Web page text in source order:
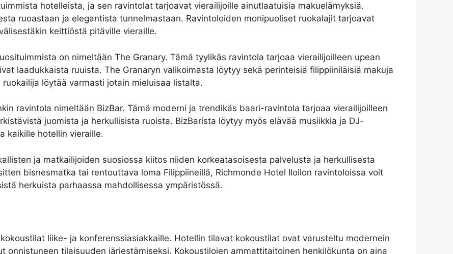
hotelleista, ja sen ravintolat tarjoavat vierailijoille ainutlaatuisia makuelämyksiä.
ruoastaan ja elegantista tunnelmastaan. Ravintoloiden monipuoliset ruokalajit tarjoavat
keittiöstä pitäville vieraille.
on nimeltään The Granary. Tämä tyylikäs ravintola tarjoaa vierailijoilleen upean
laadukkaista ruuista. The Granaryn valikoimasta löytyy sekä perinteisiä filippiiniläisiä makuja
löytää varmasti jotain mieluisaa listalta.
ravintola nimeltään BizBar. Tämä moderni ja trendikäs baari-ravintola tarjoaa vierailijoilleen
juomista ja herkullisista ruoista. BizBarista löytyy myös elävää musiikkia ja DJ-
kaikille hotellin vieraille.
ja matkailijoiden suosiossa kiitos niiden korkeatasoisesta palvelusta ja herkullisesta
bisnesmatka tai rentouttava loma Filippiineillä, Richmonde Hotel Iloilon ravintoloissa voit
herkuista parhaassa mahdollisessa ympäristössä.
liike- ja konferenssiasiakkaille. Hotellin tilavat kokoustilat ovat varusteltu modernein
onnistuneen tilaisuuden järjestämiseksi. Kokoustilojen ammattitaitoinen henkilökunta on aina